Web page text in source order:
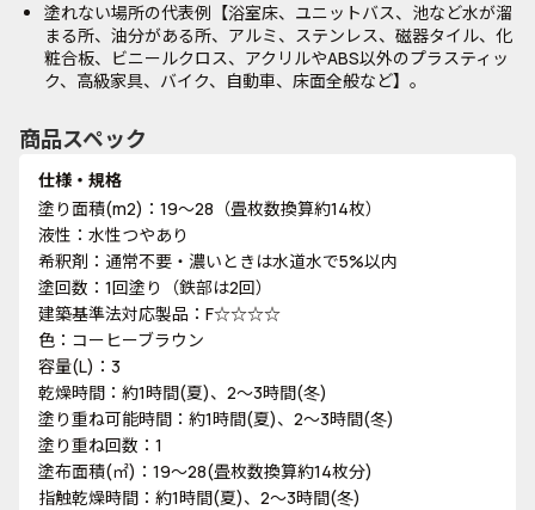
塗れない場所の代表例【浴室床、ユニットバス、池など水が溜
まる所、油分がある所、アルミ、ステンレス、磁器タイル、化
粧合板、ビニールクロス、アクリルやABS以外のプラスティッ
ク、高級家具、バイク、自動車、床面全般など】。
商品スペック
仕様・規格
塗り面積(m2)：19～28（畳枚数換算約14枚）
液性：水性つやあり
希釈剤：通常不要・濃いときは水道水で5%以内
塗回数：1回塗り（鉄部は2回）
建築基準法対応製品：F☆☆☆☆
色：コーヒーブラウン
容量(L)：3
乾燥時間：約1時間(夏)、2～3時間(冬)
塗り重ね可能時間：約1時間(夏)、2～3時間(冬)
塗り重ね回数：1
塗布面積(㎡)：19～28(畳枚数換算約14枚分)
指触乾燥時間：約1時間(夏)、2～3時間(冬)